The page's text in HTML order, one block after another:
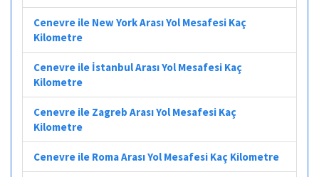
Cenevre ile New York Arası Yol Mesafesi Kaç
Kilometre
Cenevre ile İstanbul Arası Yol Mesafesi Kaç
Kilometre
Cenevre ile Zagreb Arası Yol Mesafesi Kaç
Kilometre
Cenevre ile Roma Arası Yol Mesafesi Kaç Kilometre